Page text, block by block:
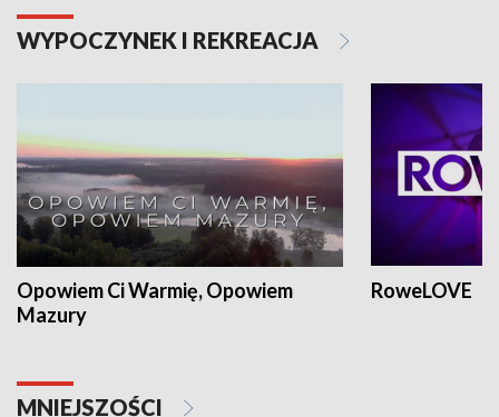
WYPOCZYNEK I REKREACJA
Opowiem Ci Warmię, Opowiem
Mazury
RoweLOVE
MNIEJSZOŚCI